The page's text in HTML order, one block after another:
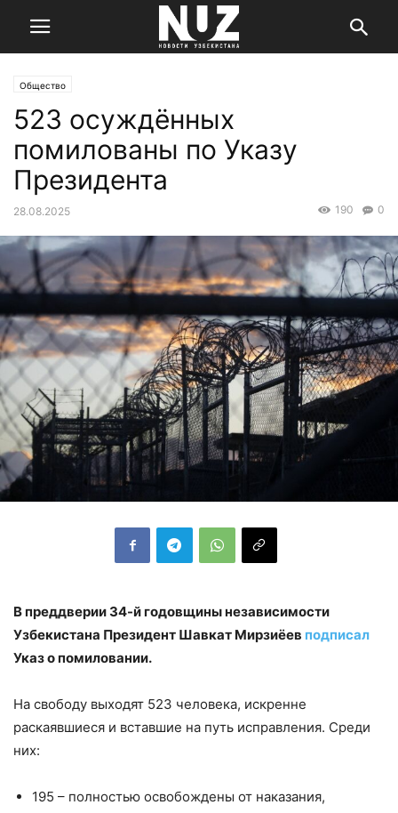
Общество
523 осуждённых
помилованы по Указу
Президента
28.08.2025 0
190
В преддверии 34-й годовщины независимости
Узбекистана Президент Шавкат Мирзиёев подписал
Указ о помиловании.
На свободу выходят 523 человека, искренне
раскаявшиеся и вставшие на путь исправления. Среди
них:
195 – полностью освобождены от наказания,